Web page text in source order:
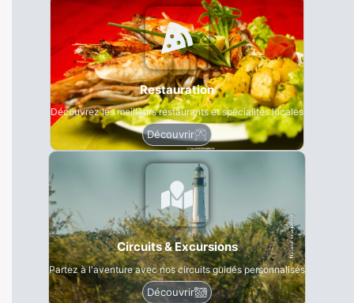
Restauration
Découvrez les meilleurs restaurants et spécialités locales
Découvrir
Circuits & Excursions
Partez à l'aventure avec nos circuits guidés personnalisés
Découvrir